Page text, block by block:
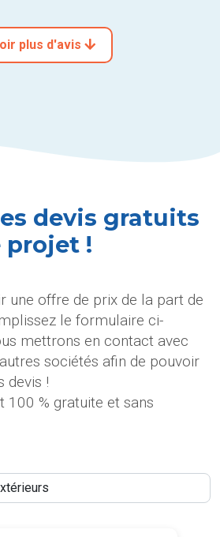
plus d'avis
devis gratuits
projet !
une offre de prix de la part de
le formulaire ci-
mettrons en contact avec
sociétés afin de pouvoir
devis !
100 % gratuite et sans